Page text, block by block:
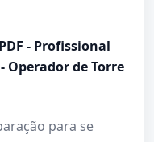
- Profissional
Operador de Torre
para se